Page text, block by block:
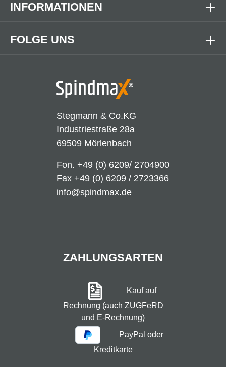
Stegmann & Co.KG
Industriestraße 28a
69509 Mörlenbach
Fon. +49 (0) 6209/ 2704900
Fax +49 (0) 6209 / 2723366
info@spindmax.de
FOLGE UNS
INFORMATIONEN
ZAHLUNGSARTEN
Kauf auf
Rechnung (auch ZUGFeRD
und E-Rechnung)
PayPal oder
Kreditkarte